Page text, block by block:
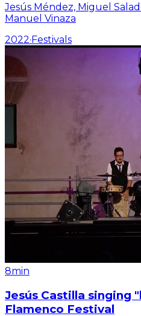
Jesús Méndez, Miguel
Manuel Vinaza
2022·Festivals
8min
Jesús Castilla singing
Flamenco Festival